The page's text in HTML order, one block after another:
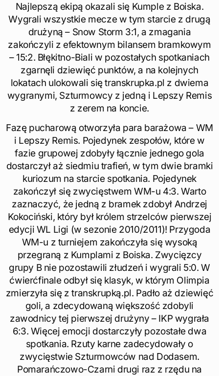
Najlepszą ekipą okazali się Kumple z Boiska.
Wygrali wszystkie mecze w tym starcie z drugą
drużyną – Snow Storm 3:1, a zmagania
zakończyli z efektownym bilansem bramkowym
– 15:2. Błękitno-Biali w pozostałych spotkaniach
zgarnęli dziewięć punktów, a na kolejnych
lokatach ulokowali się transkrupka.pl z dwiema
wygranymi, Szturmowcy z jedną i Lepszy Remis
z zerem na koncie.
Fazę pucharową otworzyła para barażowa – WM
i Lepszy Remis. Pojedynek zespołów, które w
fazie grupowej zdobyły łącznie jednego gola
dostarczył aż siedmiu trafień, w tym dwie bramki
kuriozum na starcie spotkania. Pojedynek
zakończył się zwycięstwem WM-u 4:3. Warto
zaznaczyć, że jedną z bramek zdobył Andrzej
Kokociński, który był królem strzelców pierwszej
edycji WL Ligi (w sezonie 2010/2011)! Przygoda
WM-u z turniejem zakończyła się wysoką
przegraną z Kumplami z Boiska. Zwycięzcy
grupy B nie pozostawili złudzeń i wygrali 5:0. W
ćwierćfinale odbył się klasyk, w którym Olimpia
zmierzyła się z transkrupką.pl. Padło aż dziewięć
goli, a zdecydowaną większość zdobyli
zawodnicy tej pierwszej drużyny – IKP wygrała
6:3. Więcej emocji dostarczyły pozostałe dwa
spotkania. Rzuty karne zadecydowały o
zwycięstwie Szturmowców nad Dodasem.
Pomarańczowo-Czarni drugi raz z rzędu na